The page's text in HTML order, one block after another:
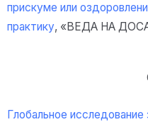
прискуме или
практику, «ВЕДА НА
Глобальное